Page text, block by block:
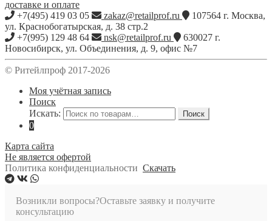
доставке и оплате
+7(495) 419 03 05
zakaz@retailprof.ru 107564 г. Москва,
ул. Краснобогатырская, д. 38 стр.2
+7(995) 129 48 64
nsk@retailprof.ru 630027 г.
Новосибирск, ул. Объединения, д. 9, офис №7
© Ритейлпроф 2017-2026
Моя учётная запись
Поиск
Искать:
Поиск
0
Карта сайта
Не является офертой
Политика конфиденциальности Скачать
Возникли вопросы?Оставьте заявку и получите
консультацию